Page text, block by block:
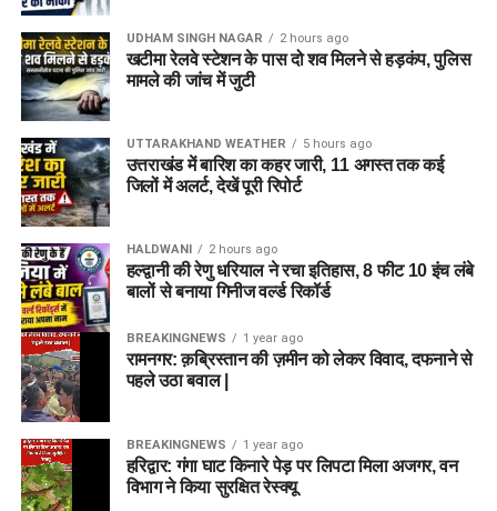
UDHAM SINGH NAGAR 2 hours ago
खटीमा रेलवे स्टेशन के पास दो शव मिलने से हड़कंप, पुलिस
मामले की जांच में जुटी
UTTARAKHAND WEATHER 5 hours ago
उत्तराखंड में बारिश का कहर जारी, 11 अगस्त तक कई
जिलों में अलर्ट, देखें पूरी रिपोर्ट
HALDWANI 2 hours ago
हल्द्वानी की रेणु धरियाल ने रचा इतिहास, 8 फीट 10 इंच लंबे
बालों से बनाया गिनीज वर्ल्ड रिकॉर्ड
BREAKINGNEWS 1 year ago
रामनगर: क़ब्रिस्तान की ज़मीन को लेकर विवाद, दफनाने से
पहले उठा बवाल |
BREAKINGNEWS 1 year ago
हरिद्वार: गंगा घाट किनारे पेड़ पर लिपटा मिला अजगर, वन
विभाग ने किया सुरक्षित रेस्क्यू